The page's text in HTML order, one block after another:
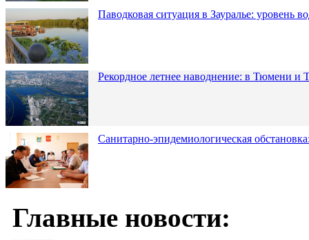
Паводковая ситуация в Зауралье: уровень
Рекордное летнее наводнение: в Тюмени и
Санитарно-эпидемиологическая
Главные новости: